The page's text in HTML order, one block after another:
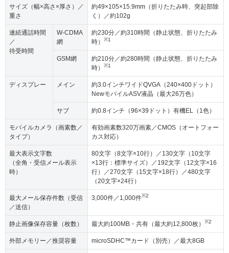
サイズ（幅×高さ×厚さ）／
重さ
約49×105×15.9mm（折りたたみ時、突起部除
く）／約102g
連続通話時間
／
待受時間
W-CDMA
網
約230分／約310時間（静止状態、折りたたみ
時）
※1
GSM網
約210分／約280時間（静止状態、折りたたみ
時）
※1
ディスプレー メイン
約3.0インチワイドQVGA（240×400ドット）
NewモバイルASV液晶（最大26万色）
サブ 約0.8インチ（96×39ドット）有機EL（1色）
モバイルカメラ（画素数／
タイプ）
有効画素数320万画素／CMOS（オートフォー
カス対応）
最大表示文字数
（全角・受信メール表示
時）
80文字（8文字×10行）／130文字（10文字
×13行：標準サイズ）／192文字（12文字×16
行）／270文字（15文字×18行）／480文字
（20文字×24行）
最大メール保存件数（受信
／送信）
3,000件／1,000件※2
静止画像保存容量（枚数） 最大約100MB・共有（最大約12,800枚） ※2
外部メモリー／推奨容量 microSDHC™カード（別売）／最大8GB